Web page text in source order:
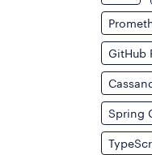
GitHub
Spring